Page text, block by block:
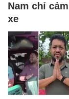
Nam chỉ
xe